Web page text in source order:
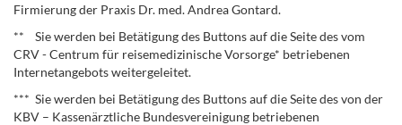
Firmierung der Praxis Dr. med. Andrea Gontard.
** Sie werden bei Betätigung des Buttons auf die Seite des vom
CRV - Centrum für reisemedizinische Vorsorge* betriebenen
Internetangebots weitergeleitet.
*** Sie werden bei Betätigung des Buttons auf die Seite des von der
KBV – Kassenärztliche Bundesvereinigung betriebenen